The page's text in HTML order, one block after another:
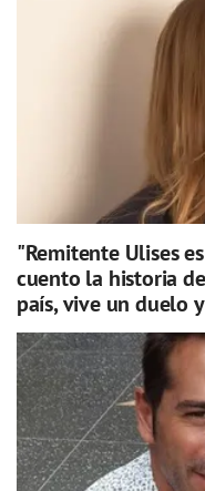
"Remitente Ulises
cuento la historia
país, vive un duelo